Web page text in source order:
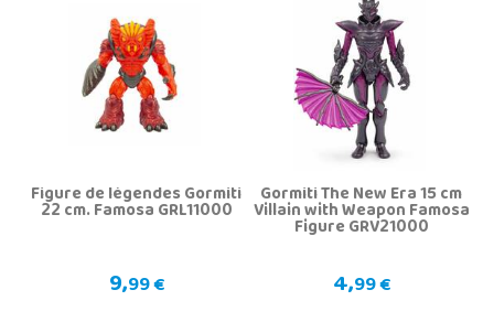
Figure de légendes Gormiti
22 cm. Famosa GRL11000
9,99 €
Gormiti The New Era 15 cm
Villain with Weapon Famosa
Figure GRV21000
4,99 €